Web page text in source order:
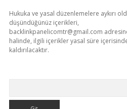
Hukuka ve yasal düzenlemelere aykırı
düşündüğünüz içerikleri,
backlinkpanelicomtr@gmail.com
halinde, ilgili içerikler yasal süre
kaldırılacaktır.